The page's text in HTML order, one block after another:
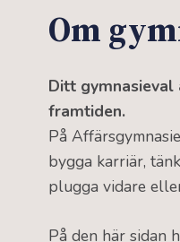
Om
Ditt
framtiden.
På
bygga karriär,
plugga vidare
På den här sidan